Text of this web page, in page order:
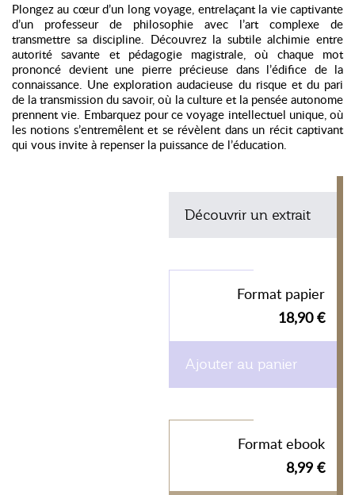
Plongez au cœur d’un long voyage, entrelaçant la vie captivante
d’un professeur de philosophie avec l’art complexe de
transmettre sa discipline. Découvrez la subtile alchimie entre
autorité savante et pédagogie magistrale, où chaque mot
prononcé devient une pierre précieuse dans l’édifice de la
connaissance. Une exploration audacieuse du risque et du pari
de la transmission du savoir, où la culture et la pensée autonome
prennent vie. Embarquez pour ce voyage intellectuel unique, où
les notions s’entremêlent et se révèlent dans un récit captivant
qui vous invite à repenser la puissance de l’éducation.
Découvrir un extrait
Format papier
18,90 €
Ajouter au panier
Format ebook
8,99 €